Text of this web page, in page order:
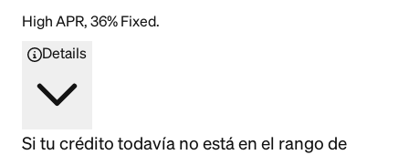
High APR, 36% Fixed.
Details
Si tu crédito todavía no está en el rango de